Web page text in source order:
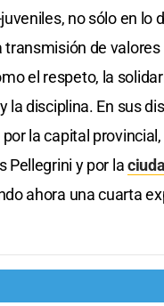
no sólo en lo
transmisión de valores
el respeto, la
la disciplina. En sus
la capital provincial,
Pellegrini y por la
ahora una cuarta